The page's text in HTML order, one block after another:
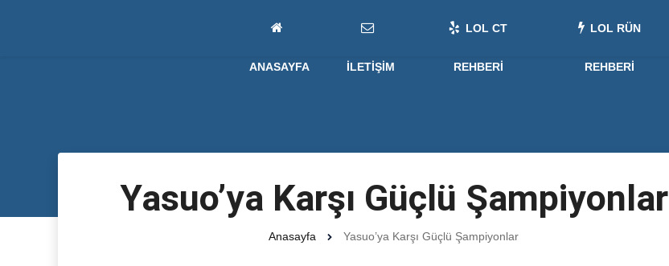
ANASAYFA İLETIŞIM
LOL CT
REHBERI
LOL RÜN
REHBERI
Yasuo’ya Karşı Güçlü Şampiyonlar
Anasayfa Yasuo’ya Karşı Güçlü Şampiyonlar